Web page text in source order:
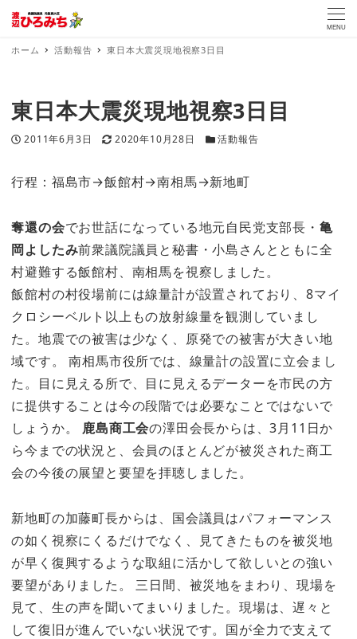
MENU
ホーム 活動報告 東日本大震災現地視察3日目
東日本大震災現地視察3日目
投稿日
2011年6月3日 更新日
2020年10月28日 カテゴリー
活動報告
行程：福島市→飯館村→南相馬→新地町
奪還の会でお世話になっている地元自民党支部長・ 亀
岡よしたみ前衆議院議員と秘書・小島さんとともに全
村避難する飯館村、南相馬を視察しました。
飯館村の村役場前には線量計が設置されており、8マイ
クロシーベルト以上もの放射線量を観測していまし
た。地震での被害は少なく、原発での被害が大きい地
域です。 南相馬市役所では、線量計の設置に立会まし
た。目に見える所で、目に見えるデーターを市民の方
に提供することは今の段階では必要なことではないで
しょうか。 鹿島商工会の澤田会長からは、3月11日か
ら今までの状況と、会員のほとんどが被災された商工
会の今後の展望と要望を拝聴しました。
新地町の加藤町長からは、国会議員はパフォーマンス
の如く視察にくるだけでなく、見てきたものを被災地
が早く復興するような取組に活かして欲しいとの強い
要望がありました。 三日間、被災地をまわり、現場を
見て、生の声を聞いてまいりました。現場は、遅々と
して復旧が進んでいない状況です。国が全力で支えて